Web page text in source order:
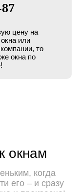
цену на
или
то
окна по
окнам
когда
его – и сразу